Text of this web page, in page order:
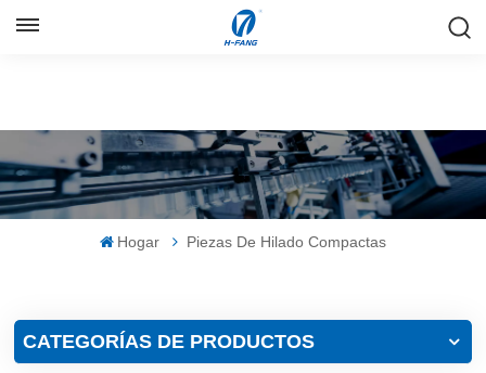
Русский
Español
Hogar Piezas De Hilado Compactas
CATEGORÍAS DE PRODUCTOS